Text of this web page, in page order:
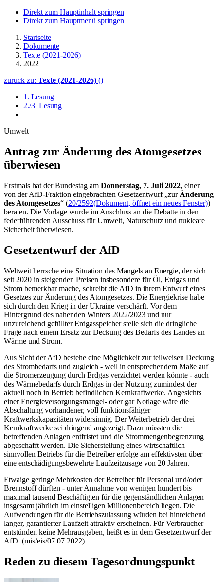
Direkt zum Hauptinhalt springen
Direkt zum Hauptmenü springen
Startseite
Dokumente
Texte (2021-2026)
2022
zurück zu: Texte (2021-2026) ()
1. Lesung
2./3. Lesung
Umwelt
Antrag zur Änderung des Atomgesetzes
überwiesen
Erstmals hat der Bundestag am Donnerstag, 7. Juli 2022, einen
von der AfD-Fraktion eingebrachten Gesetzentwurf „zur Änderung
des Atomgesetzes“ (20/2592(Dokument, öffnet ein neues Fenster))
beraten. Die Vorlage wurde im Anschluss an die Debatte in den
federführenden Ausschuss für Umwelt, Naturschutz und nukleare
Sicherheit überwiesen.
Gesetzentwurf der AfD
Weltweit herrsche eine Situation des Mangels an Energie, der sich
seit 2020 in steigenden Preisen insbesondere für Öl, Erdgas und
Strom bemerkbar mache, schreibt die AfD in ihrem Entwurf eines
Gesetzes zur Änderung des Atomgesetzes. Die Energiekrise habe
sich durch den Krieg in der Ukraine verschärft. Vor dem
Hintergrund des nahenden Winters 2022/2023 und nur
unzureichend gefüllter Erdgasspeicher stelle sich die dringliche
Frage nach einem Ersatz zur Deckung des Bedarfs des Landes an
Wärme und Strom.
Aus Sicht der AfD bestehe eine Möglichkeit zur teilweisen Deckung
des Strombedarfs und zugleich - weil in entsprechendem Maße auf
die Stromerzeugung durch Erdgas verzichtet werden könnte - auch
des Wärmebedarfs durch Erdgas in der Nutzung zumindest der
aktuell noch in Betrieb befindlichen Kernkraftwerke. Angesichts
einer Energieversorgungsmangel- oder gar Notlage wäre die
Abschaltung vorhandener, voll funktionsfähiger
Kraftwerkskapazitäten widersinnig. Der Weiterbetrieb der drei
Kernkraftwerke sei dringend angezeigt. Dazu müssten die
betreffenden Anlagen entfristet und die Strommengenbegrenzung
abgeschafft werden. Die Sicherstellung eines wirtschaftlich
sinnvollen Betriebs für die Betreiber erfolge am effektivsten über
eine entschädigungsbewehrte Laufzeitzusage von 20 Jahren.
Etwaige geringe Mehrkosten der Betreiber für Personal und/oder
Brennstoff dürften - unter Annahme von wenigen hundert bis
maximal tausend Beschäftigten für die gegenständlichen Anlagen
insgesamt jährlich im einstelligen Millionenbereich liegen. Die
Aufwendungen für die Betriebszulassung würden bei hinreichend
langer, garantierter Laufzeit attraktiv erscheinen. Für Verbraucher
entstünden keine Mehrausgaben, heißt es in dem Gesetzentwurf der
AfD. (mis/eis/07.07.2022)
Reden zu diesem Tagesordnungspunkt